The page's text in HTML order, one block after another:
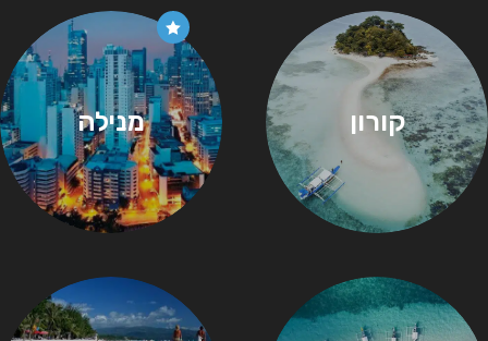
קורון מנילה